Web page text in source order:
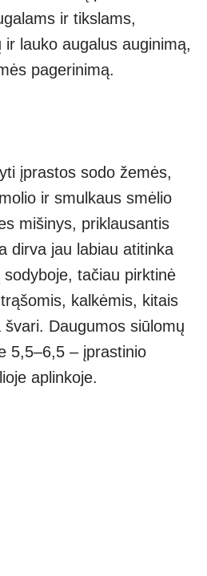
ir tikslams,
lauko augalus auginimą,
pagerinimą.
įprastos sodo žemės,
ir smulkaus smėlio
mišinys, priklausantis
dirva jau labiau atitinka
tačiau pirktinė
kalkėmis, kitais
Daugumos siūlomų
5,5–6,5 – įprastinio
aplinkoje.